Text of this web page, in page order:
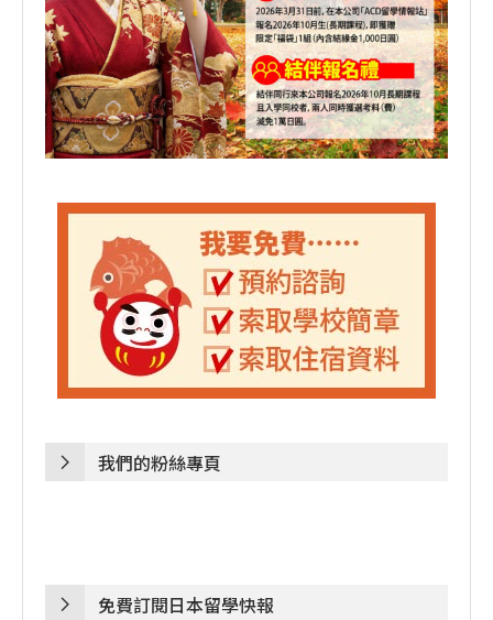
我們的粉絲專頁
免費訂閱日本留學快報